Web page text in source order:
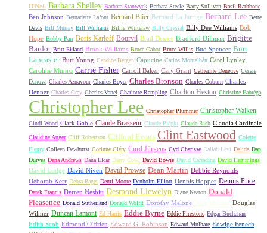
O'Neil Barbara Shelley Barbara Stanwyck Barbara Steele Barry Sullivan Basil Rathbone
Ben Johnson Bernadette Lafont Bernard Blier Bernard La Jarrige Bernard Lee Bette
Davis Bill Murray Bill Williams Billie Whitelaw Billy Crystal Billy Dee Williams Bob
Hope Bobby Parr Boris Karloff Bourvil Brad Dexter Bradford Dillman Brigitte
Bardot Britt Ekland Brook Williams Bruce Cabot Bruce Willis Bud Spencer Burt
Lancaster Burt Young Candice Bergen Capucine Carlos Montalbán Carol Lynley
Caroline Munro Carrie Fisher Carroll Baker Cary Grant Catherine Deneuve Cesare
Danova Charles Aznavour Charles Boyer Charles Bronson Charles Coburn Charles
Denner Charles Gray Charles Vanel Charlotte Rampling Charlton Heston Christine Fabréga
Christopher Lee Christopher Plummer Christopher Walken
Cindi Wood Clark Gable Claude Brasseur Claude Piéplu Claude Rich Claudia Cardinale
Claudine Auger Cliff Robertson Clifford Evans Clint Eastwood Colette
Fleury Colleen Dewhurst Corinne Cléry Curd Jürgens Cyd Charisse Daliah Lavi Dalida Dan
Duryea Dana Andrews Dana Elcar Darry Cowl David Bowie David Carradine David Hemmings
David Lodge David Niven David Prowse Dean Martin Debbie Reynolds
Deborah Kerr Debra Paget Demi Moore Denholm Elliott Dennis Hopper Dennis Price
Derek Francis Derren Nesbitt Desmond Llewelyn Diane Keaton Donald
Pleasence Donald Sutherland Donald Wolfit Dorothy Malone
Douglas
Wilmer Duncan Lamont Ed Harris Eddie Byrne Eddie Firestone Edgar Buchanan
Edith Scob Edmond O'Brien Edward G. Robinson Edward Mulhare Edwige Fenech